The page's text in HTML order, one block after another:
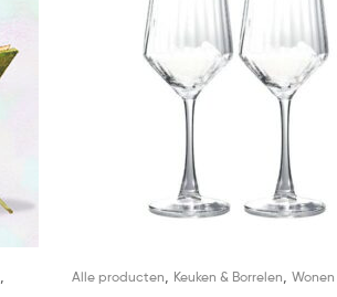
, Alle producten, Keuken & Borrelen, Wonen